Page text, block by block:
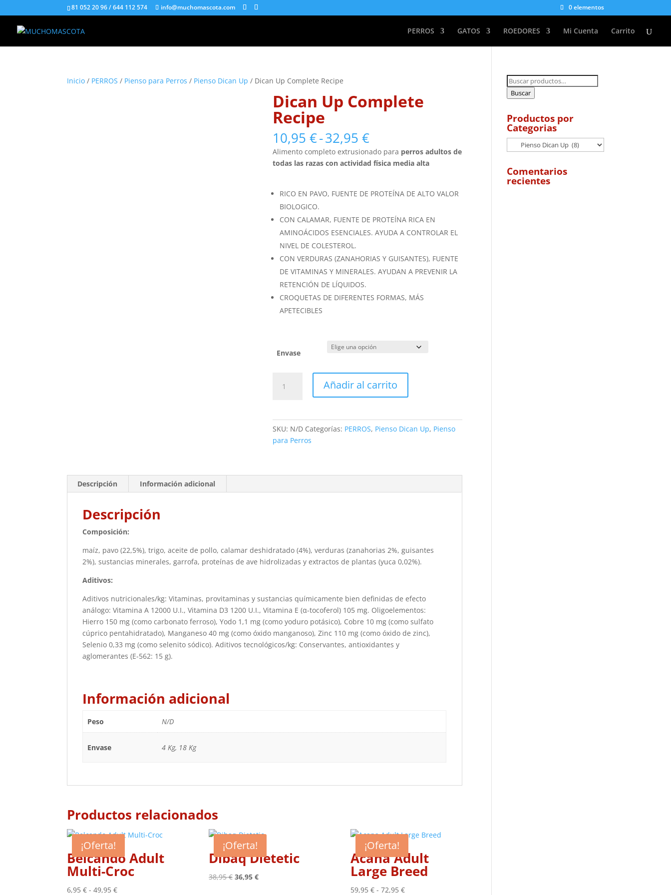
81 052 20 96 / 644 112 574 info@muchomascota.com 0 elementos
PERROS GATOS ROEDORES Mi Cuenta Carrito
Inicio / PERROS / Pienso para Perros / Pienso Dican Up / Dican Up Complete Recipe
Dican Up Complete
Recipe
10,95€-32,95€Rango
de
precios:
desde
hasta
Alimento completo extrusionado para perros adultos de
todas las razas con actividad física media alta
RICO EN PAVO, FUENTE DE PROTEÍNA DE ALTO VALOR
BIOLOGICO.
CON CALAMAR, FUENTE DE PROTEÍNA RICA EN
AMINOÁCIDOS ESENCIALES. AYUDA A CONTROLAR EL
NIVEL DE COLESTEROL.
CON VERDURAS (ZANAHORIAS Y GUISANTES), FUENTE
DE VITAMINAS Y MINERALES. AYUDAN A PREVENIR LA
RETENCIÓN DE LÍQUIDOS.
CROQUETAS DE DIFERENTES FORMAS, MÁS
APETECIBLES
Envase
Añadir al carrito
SKU: N/D Categorías: PERROS, Pienso Dican Up, Pienso
para Perros
Descripción Información adicional
Descripción
Composición:
maíz, pavo (22,5%), trigo, aceite de pollo, calamar deshidratado (4%), verduras (zanahorias 2%, guisantes
2%), sustancias minerales, garrofa, proteínas de ave hidrolizadas y extractos de plantas (yuca 0,02%).
Aditivos:
Aditivos nutricionales/kg: Vitaminas, provitaminas y sustancias químicamente bien definidas de efecto
análogo: Vitamina A 12000 U.I., Vitamina D3 1200 U.I., Vitamina E (α-tocoferol) 105 mg. Oligoelementos:
Hierro 150 mg (como carbonato ferroso), Yodo 1,1 mg (como yoduro potásico), Cobre 10 mg (como sulfato
cúprico pentahidratado), Manganeso 40 mg (como óxido manganoso), Zinc 110 mg (como óxido de zinc),
Selenio 0,33 mg (como selenito sódico). Aditivos tecnológicos/kg: Conservantes, antioxidantes y
aglomerantes (E-562: 15 g).
Información adicional
Peso N/D
Envase 4 Kg, 18 Kg
Productos relacionados
¡Oferta!
Belcando Adult
Multi-Croc
6,95€ - 49,95€Rango
¡Oferta!
Dibaq Dietetic
38,95€ El
36,95 €El
¡Oferta!
Acana Adult
Large Breed
59,95 € - 72,95 €Rango
Buscar
por:
Buscar
Productos por
Categorias
Comentarios
recientes